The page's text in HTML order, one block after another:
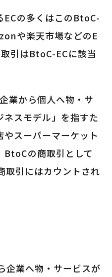
ECの多くはこのBtoC-
や楽天市場などのE
引はBtoC-ECに該当
業から個人へ物・サ
スモデル」を指すた
スーパーマーケット
BtoCの商取引として
取引にはカウントされ
企業へ物・サービスが